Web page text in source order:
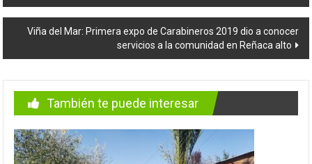
entradas
Viña del Mar: Primera expo de Carabineros 2019 dio a conocer
servicios a la comunidad en Reñaca alto
También te puede interesar